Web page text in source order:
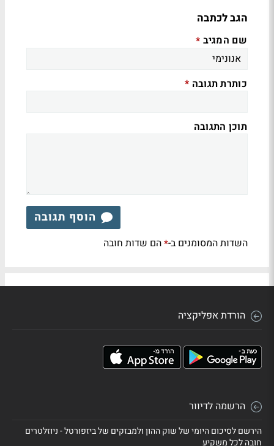
הגב לכתבה
שם המגיב *
כותרת תגובה *
תוכן התגובה
הוסף תגובה
השדות המסומנים ב-*הם שדות חובה
הורדת אפליקציה
הרשמה לדיוור
הירשם לסיכום היומי של שוק ההון ולמבזקים של ביזפורטל - ניוזלטרים
חובה לכל משקיע